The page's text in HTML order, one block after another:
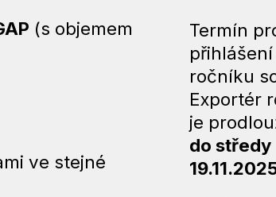
(s objemem
ve stejné
Termín
přihlášení
ročníku
Exportér
je
do středy